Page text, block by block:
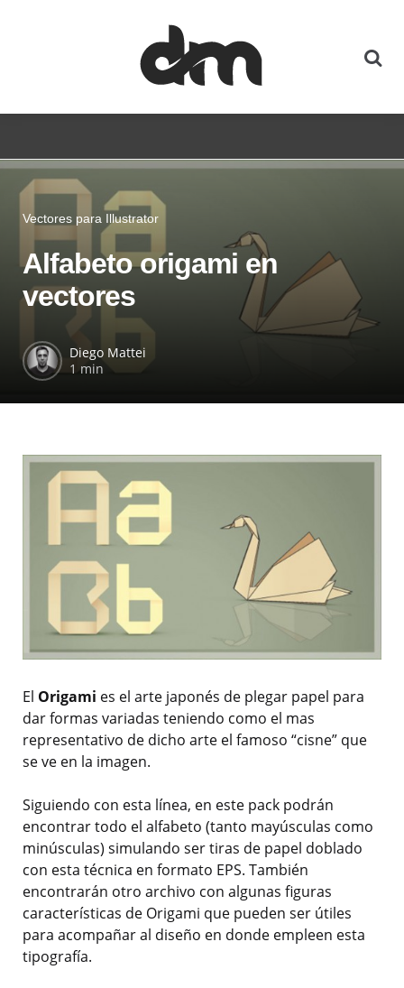
Vectores para Illustrator
Alfabeto origami en
vectores
Diego Mattei
1 min
El Origami es el arte japonés de plegar papel para
dar formas variadas teniendo como el mas
representativo de dicho arte el famoso “cisne” que
se ve en la imagen.
Siguiendo con esta línea, en este pack podrán
encontrar todo el alfabeto (tanto mayúsculas como
minúsculas) simulando ser tiras de papel doblado
con esta técnica en formato EPS. También
encontrarán otro archivo con algunas figuras
características de Origami que pueden ser útiles
para acompañar al diseño en donde empleen esta
tipografía.